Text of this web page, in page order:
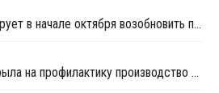
PetroChina Fushun планирует в начале октября возобновить производство ПНД в Фушуне
Sinochem Quanzhou закрыла на профилактику производство ПНД в провинции Фуцзянь